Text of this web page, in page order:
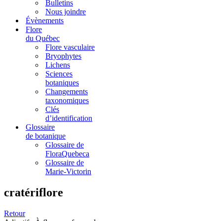
Bulletins
Nous joindre
Évènements
Flore
du Québec
Flore vasculaire
Bryophytes
Lichens
Sciences
botaniques
Changements
taxonomiques
Clés
d’identification
Glossaire
de botanique
Glossaire de
FloraQuebeca
Glossaire de
Marie-Victorin
cratériflore
Retour